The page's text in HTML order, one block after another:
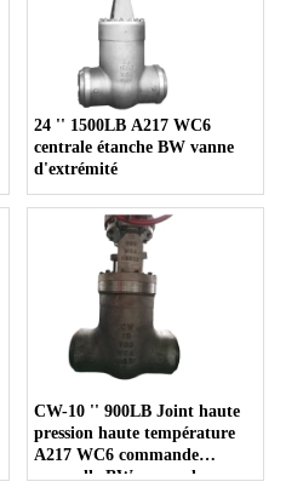
24 '' 1500LB A217 WC6
centrale étanche BW vanne
d'extrémité
CW-10 '' 900LB Joint haute
pression haute température
A217 WC6 commande
manuelle BW vanne de vanne